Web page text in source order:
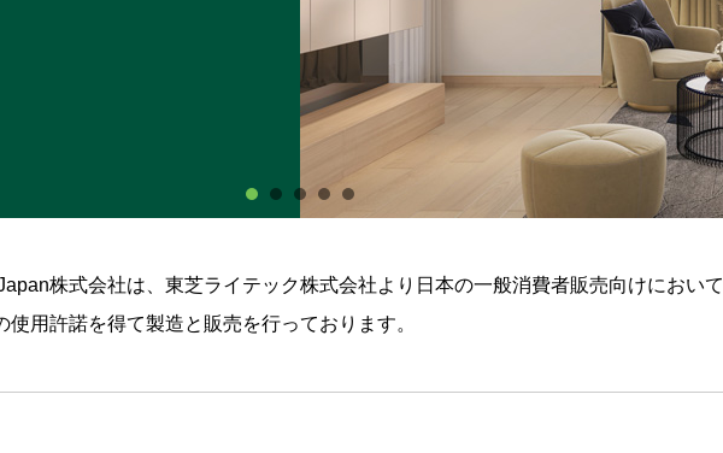
株式会社は、東芝ライテック株式会社より日本の一般消費者販売向けにおいて
使用許諾を得て製造と販売を行っております。